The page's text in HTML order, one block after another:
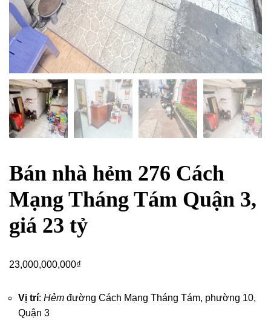
Bán nhà hẻm 276 Cách
Mạng Tháng Tám Quận 3,
giá 23 tỷ
23,000,000,000₫
Vị trí: Hẻm đường Cách Mạng Tháng Tám, phường 10,
Quận 3